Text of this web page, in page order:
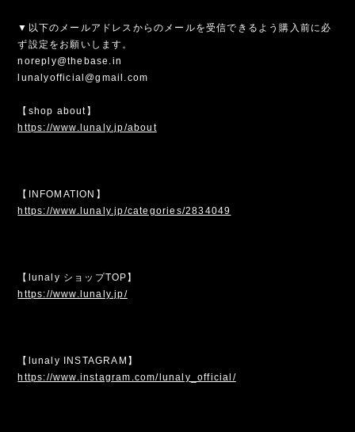
▼以下のメールアドレスからのメールを受信できるよう購入前に必
ず設定をお願いします。
noreply@thebase.in
lunalyofficial@gmail.com
【shop about】
https://www.lunaly.jp/about
【INFOMATION】
https://www.lunaly.jp/categories/2834049
【lunaly ショップTOP】
https://www.lunaly.jp/
【lunaly INSTAGRAM】
https://www.instagram.com/lunaly_official/